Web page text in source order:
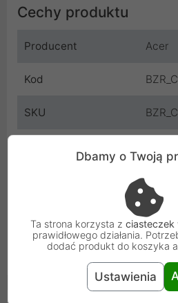
Cechy produktu
Producent Acer
Kod
SKU
Osoba odpowiedzialna i
Uniwersalna informacja o
Dbamy o Twoją
Ta strona korzysta z ciasteczek
prawidłowego działania.
dodać produkt do koszyka
Ustawienia